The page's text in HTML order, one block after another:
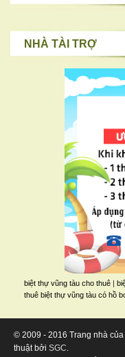
NHÀ TÀI TRỢ
biệt thự vũng tàu cho thuê
thuê biệt thự vũng tàu có hồ
© 2009 - 2016 Trang nhà
thuật bởi SGC.